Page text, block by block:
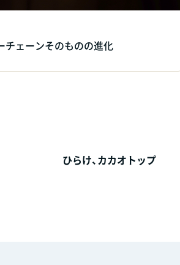
ェーンそのものの進化
ひらけ、カカオトップ